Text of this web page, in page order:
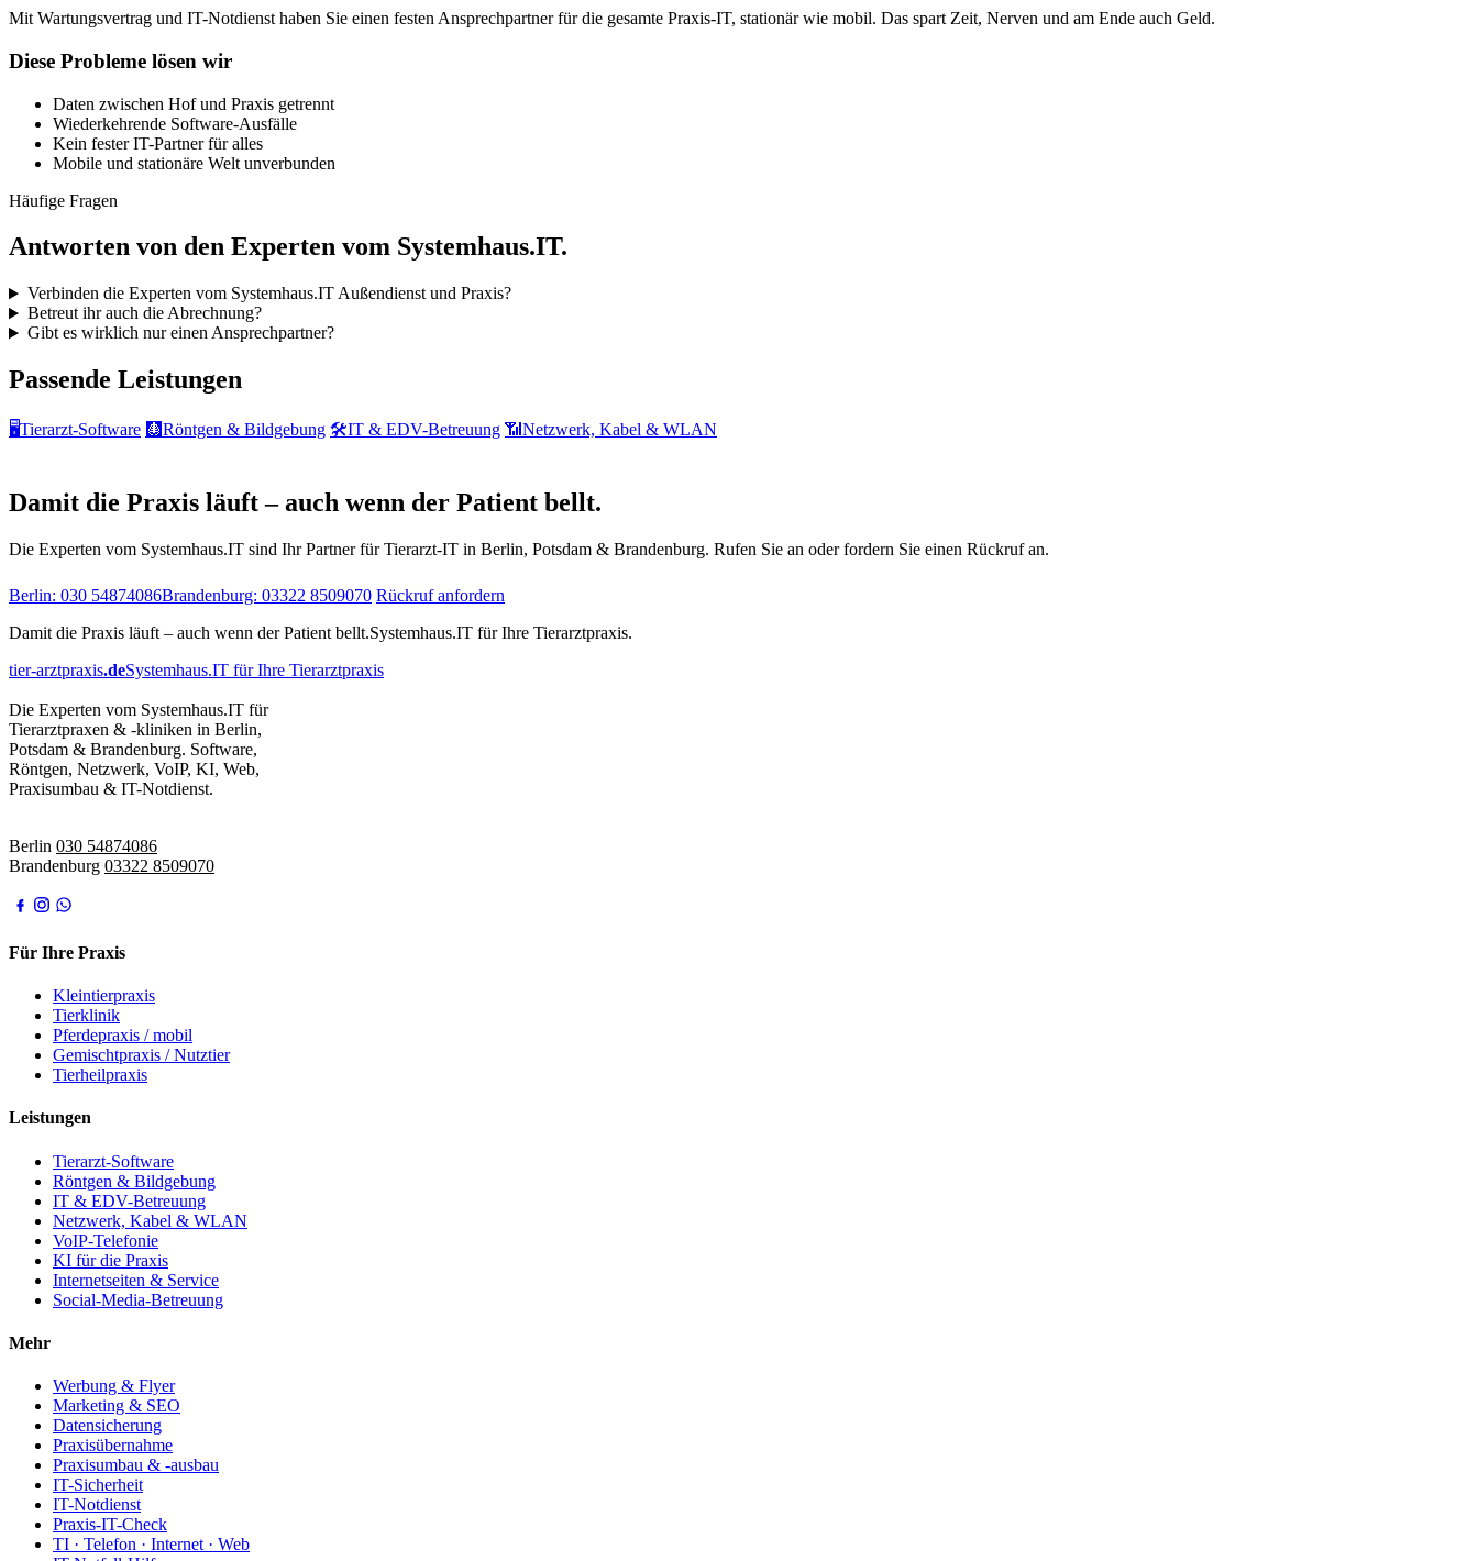
Mit Wartungsvertrag und IT-Notdienst haben Sie einen festen Ansprechpartner für die gesamte Praxis-IT, stationär wie mobil. Das spart Zeit, Nerven und am Ende auch Geld.
Diese Probleme lösen wir
Daten zwischen Hof und Praxis getrennt
Wiederkehrende Software-Ausfälle
Kein fester IT-Partner für alles
Mobile und stationäre Welt unverbunden
Häufige Fragen
Antworten von den Experten vom Systemhaus.IT.
Verbinden die Experten vom Systemhaus.IT Außendienst und Praxis?
Betreut ihr auch die Abrechnung?
Gibt es wirklich nur einen Ansprechpartner?
Passende Leistungen
🖥️Tierarzt-Software 🩻Röntgen & Bildgebung 🛠️IT & EDV-Betreuung 📶 Netzwerk, Kabel & WLAN
Damit die Praxis läuft – auch wenn der Patient bellt.
Die Experten vom Systemhaus.IT sind Ihr Partner für Tierarzt-IT in Berlin, Potsdam & Brandenburg. Rufen Sie an oder fordern Sie einen Rückruf an.
Berlin: 030 54874086Brandenburg: 03322 8509070 Rückruf anfordern
Damit die Praxis läuft – auch wenn der Patient bellt.Systemhaus.IT für Ihre Tierarztpraxis.
tier-arztpraxis.deSystemhaus.IT für Ihre Tierarztpraxis
Die Experten vom Systemhaus.IT für
Tierarztpraxen & -kliniken in Berlin,
Potsdam & Brandenburg. Software,
Röntgen, Netzwerk, VoIP, KI, Web,
Praxisumbau & IT-Notdienst.
Berlin 030 54874086
Brandenburg 03322 8509070
Für Ihre Praxis
Kleintierpraxis
Tierklinik
Pferdepraxis / mobil
Gemischtpraxis / Nutztier
Tierheilpraxis
Leistungen
Tierarzt-Software
Röntgen & Bildgebung
IT & EDV-Betreuung
Netzwerk, Kabel & WLAN
VoIP-Telefonie
KI für die Praxis
Internetseiten & Service
Social-Media-Betreuung
Mehr
Werbung & Flyer
Marketing & SEO
Datensicherung
Praxisübernahme
Praxisumbau & -ausbau
IT-Sicherheit
IT-Notdienst
Praxis-IT-Check
TI · Telefon · Internet · Web